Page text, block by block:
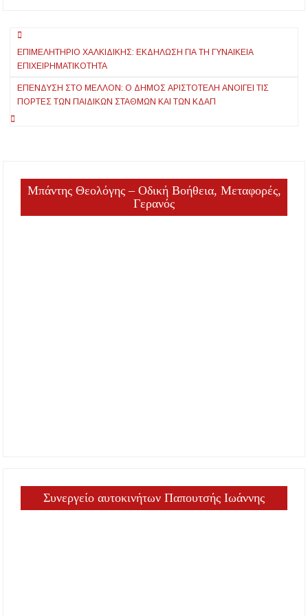
εξυπηρέτηση των
Πλοήγηση
άρθρων
ΕΠΙΜΕΛΗΤΉΡΙΟ ΧΑΛΚΙΔΙΚΉΣ: ΕΚΔΉΛΩΣΗ ΓΙΑ ΤΗ ΓΥΝΑΙΚΕΊΑ
ΕΠΙΧΕΙΡΗΜΑΤΙΚΌΤΗΤΑ
ΕΠΈΝΔΥΣΗ ΣΤΟ ΜΈΛΛΟΝ: Ο ΔΉΜΟΣ ΑΡΙΣΤΟΤΈΛΗ ΑΝΟΊΓΕΙ ΤΙΣ
ΠΌΡΤΕΣ ΤΩΝ ΠΑΙΔΙΚΏΝ ΣΤΑΘΜΏΝ ΚΑΙ ΤΩΝ ΚΔΑΠ
Μπάντης Θεολόγης – Οδική Βοήθεια, Μεταφορές,
Γερανός
Συνεργείο αυτοκινήτων Παπουτσής Ιωάννης